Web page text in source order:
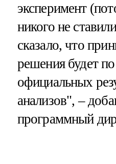
эксперимент
никого не
сказало, что
решения будет
официальных
анализов", –
программный